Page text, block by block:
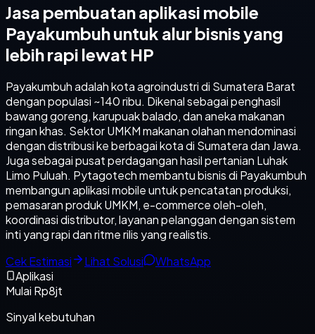
Jasa pembuatan aplikasi mobile
Payakumbuh untuk alur bisnis yang
lebih rapi lewat HP
Payakumbuh adalah kota agroindustri di Sumatera Barat
dengan populasi ~140 ribu. Dikenal sebagai penghasil
bawang goreng, karupuak balado, dan aneka makanan
ringan khas. Sektor UMKM makanan olahan mendominasi
dengan distribusi ke berbagai kota di Sumatera dan Jawa.
Juga sebagai pusat perdagangan hasil pertanian Luhak
Limo Puluah. Pytagotech membantu bisnis di Payakumbuh
membangun aplikasi mobile untuk pencatatan produksi,
pemasaran produk UMKM, e-commerce oleh-oleh,
koordinasi distributor, layanan pelanggan dengan sistem
inti yang rapi dan ritme rilis yang realistis.
Cek Estimasi
Lihat Solusi
WhatsApp
Aplikasi
Mulai Rp8jt
Sinyal kebutuhan